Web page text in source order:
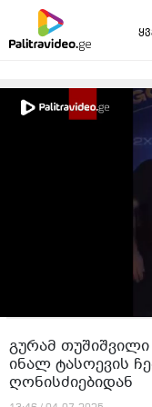
გურამ
ინალ ტასოევის
ღონისძიებიდან